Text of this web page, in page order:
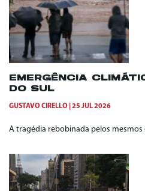
EMERGÊNCIA
DO SUL
GUSTAVO CIRELLO 25 JUL 2026
A tragédia rebobinada pelos mesmos